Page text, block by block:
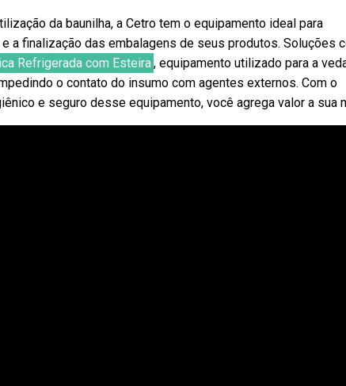
da baunilha, a Cetro tem o equipamento ideal para
a finalização das embalagens de seus produtos. Soluções
Refrigerada com Esteira, equipamento utilizado para a
o contato do insumo com agentes externos. Com o
e seguro desse equipamento, você agrega valor a sua